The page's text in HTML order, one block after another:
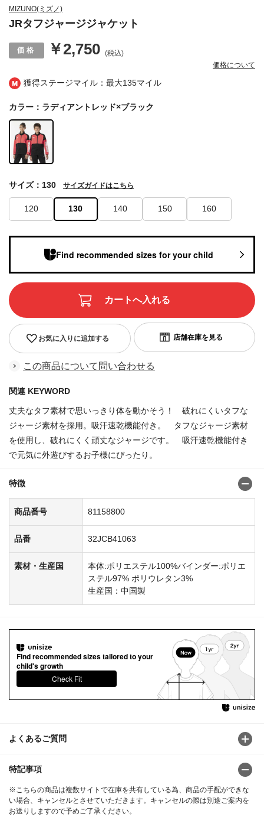
獲得ステージマイル：最大135マイル
MIZUNO(ミズノ)
JRタフジャージジャケット
￥2,750 (税込)
価格について
カラー：ラディアントレッド×ブラック
120 130 140 150 160
サイズ：130 サイズガイドはこちら
お気に入りに追加する
この商品について問い合わせる
関連 KEYWORD
丈夫なタフ素材で思いっきり体を動かそう！ 破れにくいタフな
ジャージ素材を採用。吸汗速乾機能付き。 タフなジャージ素材
を使用し、破れにくく頑丈なジャージです。 吸汗速乾機能付き
で元気に外遊びするお子様にぴったり。
特徴
商品番号 81158800
品番 32JCB41063
素材・生産国
本体:ポリエステル100%バインダー:ポリエ
ステル97% ポリウレタン3%
生産国：中国製
よくあるご質問
特記事項
※こちらの商品は複数サイトで在庫を共有している為、商品の手配ができな
い場合、キャンセルとさせていただきます。キャンセルの際は別途ご案内を
お送りしますので予めご了承ください。
Find recommended sizes for your child
Find recommended sizes tailored to your
child's growth
Check Fit